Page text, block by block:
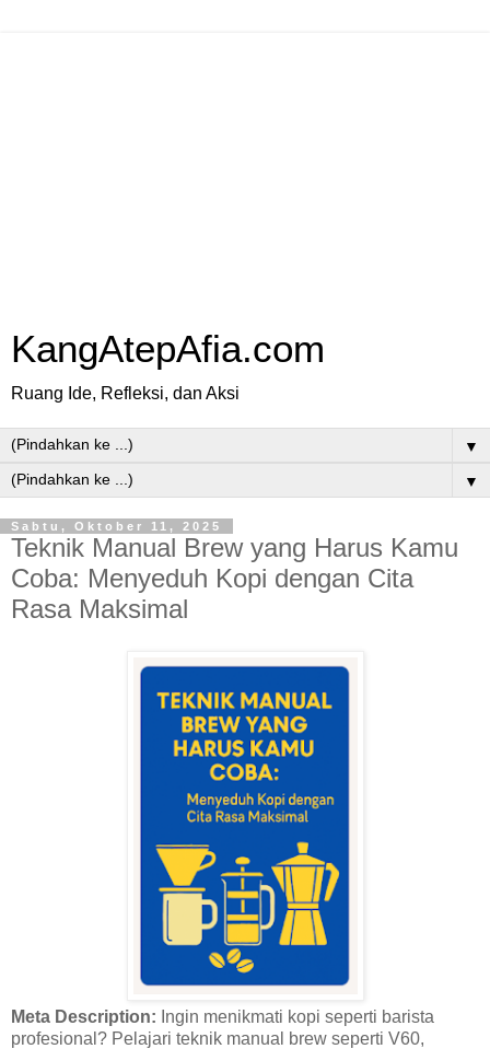
KangAtepAfia.com
Ruang Ide, Refleksi, dan Aksi
▼
▼
Sabtu, Oktober 11, 2025
Teknik Manual Brew yang Harus Kamu
Coba: Menyeduh Kopi dengan Cita
Rasa Maksimal
Meta Description: Ingin menikmati kopi seperti barista
profesional? Pelajari teknik manual brew seperti V60,